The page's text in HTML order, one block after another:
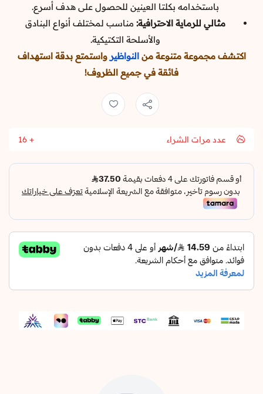
باستخدامه بكلتا العينين للحصول على هدف أسرع.
مثالي للرماية الاحترافية: مناسب لمختلف أنواع البنادق
والأسلحة التكتيكية.
اكتشف مجموعة متنوعة منالنواظير واستمتع بدقة استهداف
فائقة في جميع الظروف!
عدد مرات الشراء 16